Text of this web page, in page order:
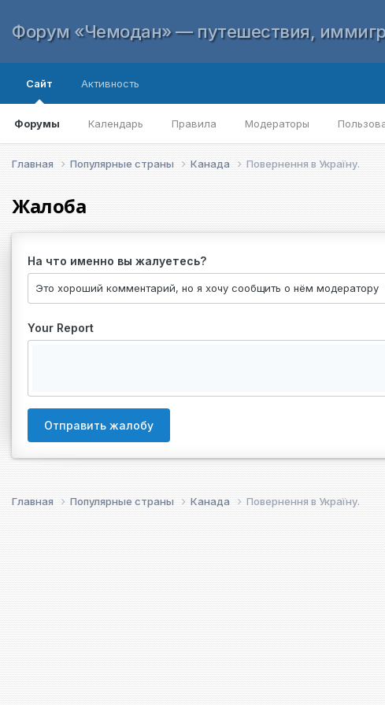
Форум «Чемодан» — путешествия,
Сайт
Форумы Календарь Правила Модераторы
Активность
Главная Популярные страны Канада Повернення в Україну.
Жалоба
На что именно вы жалуетесь?
Your Report
Отправить жалобу
Главная Популярные страны Канада Повернення в Україну.